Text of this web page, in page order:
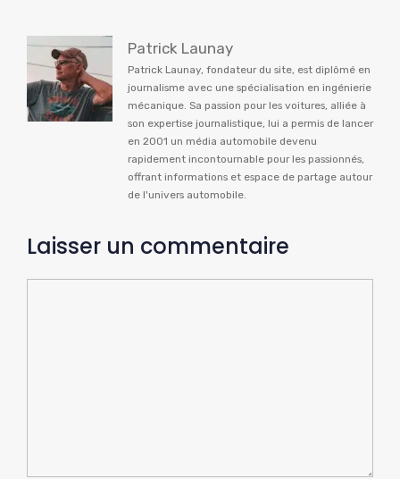
Patrick Launay
Patrick Launay, fondateur du site, est diplômé en
journalisme avec une spécialisation en ingénierie
mécanique. Sa passion pour les voitures, alliée à
son expertise journalistique, lui a permis de lancer
en 2001 un média automobile devenu
rapidement incontournable pour les passionnés,
offrant informations et espace de partage autour
de l'univers automobile.
Laisser un commentaire